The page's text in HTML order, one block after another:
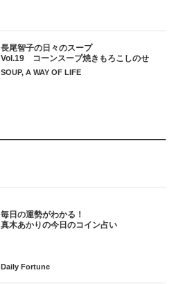
長尾智子の日々のスープ
Vol.19 コーンスープ焼きもろこしのせ
SOUP, A WAY OF LIFE
毎日の運勢がわかる！